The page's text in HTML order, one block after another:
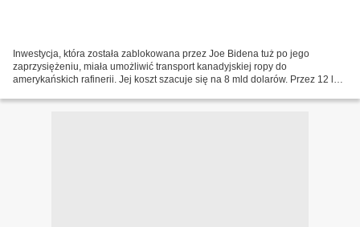
Inwestycja, która została zablokowana przez Joe Bidena tuż po jego
zaprzysiężeniu, miała umożliwić transport kanadyjskiej ropy do
amerykańskich rafinerii. Jej koszt szacuje się na 8 mld dolarów. Przez 12 lat